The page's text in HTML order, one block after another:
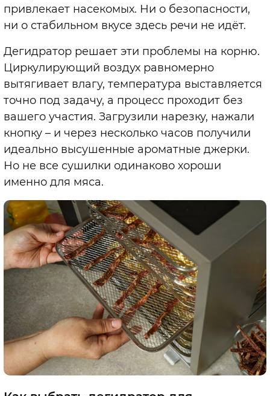
привлекает насекомых. Ни о безопасности,
ни о стабильном вкусе здесь речи не идёт.
Дегидратор решает эти проблемы на корню.
Циркулирующий воздух равномерно
вытягивает влагу, температура выставляется
точно под задачу, а процесс проходит без
вашего участия. Загрузили нарезку, нажали
кнопку – и через несколько часов получили
идеально высушенные ароматные джерки.
Но не все сушилки одинаково хороши
именно для мяса.